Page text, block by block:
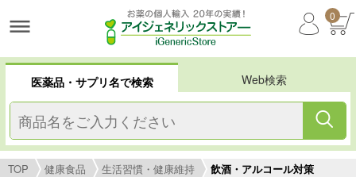
0
医薬品・サプリ名で検索 Web検索
TOP 健康食品 生活習慣・健康維持 飲酒・アルコール対策